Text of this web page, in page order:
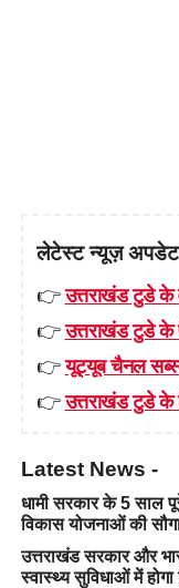
लेटेस्ट न्यूज़ अपडेट
👉उत्तराखंड टुडे
👉उत्तराखंड टुडे
👉यूट्यूब चैनल
👉उत्तराखंड टुडे
Latest News -
धामी सरकार के 5 साल
विकास योजनाओं की
उत्तराखंड सरकार और
स्वास्थ्य सुविधाओं में होगा